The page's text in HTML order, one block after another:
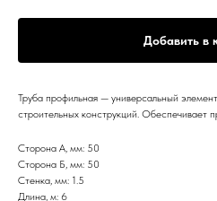
Добавить в
Труба профильная — универсальный
строительных конструкций. Обеспечивает
Сторона А, мм: 50
Сторона Б, мм: 50
Стенка, мм: 1.5
Длина, м: 6